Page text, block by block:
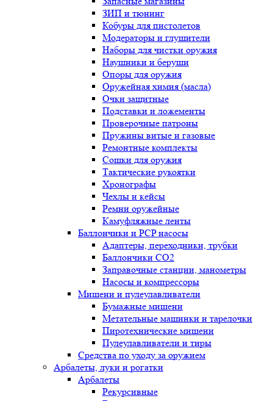
ЗИП и тюнинг
Кобуры для пистолетов
Модераторы и глушители
Наборы для чистки оружия
Наушники и беруши
Опоры для оружия
Оружейная химия (масла)
Очки защитные
Подставки и ложементы
Проверочные патроны
Пружины витые и газовые
Ремонтные комплекты
Сошки для оружия
Тактические рукоятки
Хронографы
Чехлы и кейсы
Ремни оружейные
Камуфляжные ленты
Баллончики и PCP насосы
Адаптеры, переходники, трубки
Баллончики CO2
Заправочные станции, манометры
Насосы и компрессоры
Мишени и пулеулавливатели
Бумажные мишени
Метательные машинки и тарелочки
Пиротехнические мишени
Пулеулавливатели и тиры
Средства по уходу за оружием
Арбалеты, луки и рогатки
Арбалеты
Рекурсивные